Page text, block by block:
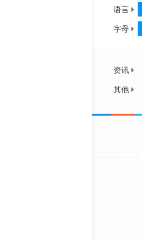
语言
字母
资讯
其他